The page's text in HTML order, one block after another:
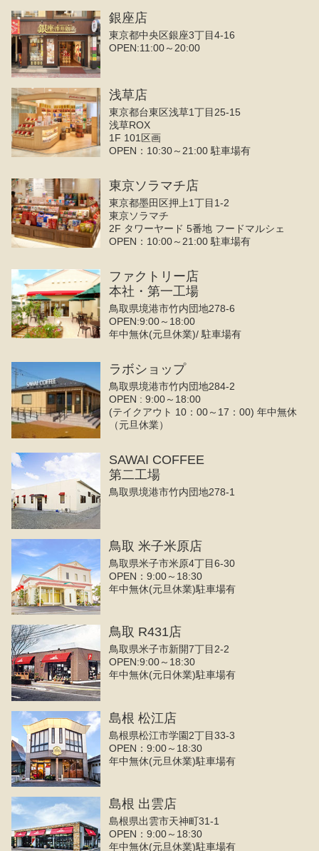
銀座店
東京都中央区銀座3丁目4‐16
OPEN:11:00～20:00
浅草店
東京都台東区浅草1丁目25-15
浅草ROX
1F 101区画
OPEN：10:30～21:00 駐車場有
東京ソラマチ店
東京都墨田区押上1丁目1-2
東京ソラマチ
2F タワーヤード 5番地 フードマルシェ
OPEN：10:00～21:00 駐車場有
ファクトリー店
本社・第一工場
鳥取県境港市竹内団地278-6
OPEN:9:00～18:00
年中無休(元旦休業)/ 駐車場有
ラボショップ
鳥取県境港市竹内団地284-2
OPEN : 9:00～18:00
(テイクアウト 10：00～17：00) 年中無休
（元旦休業）
SAWAI COFFEE
第二工場
鳥取県境港市竹内団地278-1
鳥取 米子米原店
鳥取県米子市米原4丁目6-30
OPEN：9:00～18:30
年中無休(元旦休業)駐車場有
鳥取 R431店
鳥取県米子市新開7丁目2-2
OPEN:9:00～18:30
年中無休(元日休業)駐車場有
島根 松江店
島根県松江市学園2丁目33-3
OPEN：9:00～18:30
年中無休(元旦休業)駐車場有
島根 出雲店
島根県出雲市天神町31-1
OPEN：9:00～18:30
年中無休(元旦休業)駐車場有